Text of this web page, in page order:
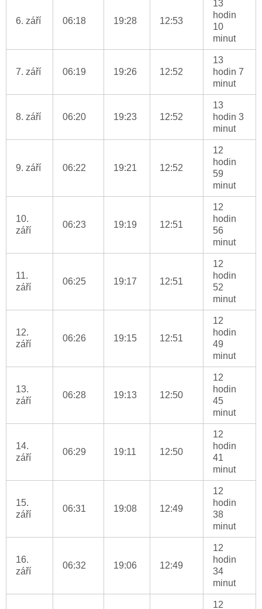
6. září 06:18 19:28 12:53
13
hodin
10
minut
7. září 06:19 19:26 12:52
13
hodin 7
minut
8. září 06:20 19:23 12:52
13
hodin 3
minut
9. září 06:22 19:21 12:52
12
hodin
59
minut
10.
září
06:23 19:19 12:51
12
hodin
56
minut
11.
září
06:25 19:17 12:51
12
hodin
52
minut
12.
září
06:26 19:15 12:51
12
hodin
49
minut
13.
září
06:28 19:13 12:50
12
hodin
45
minut
14.
září
06:29 19:11 12:50
12
hodin
41
minut
15.
září
06:31 19:08 12:49
12
hodin
38
minut
16.
září
06:32 19:06 12:49
12
hodin
34
minut
12